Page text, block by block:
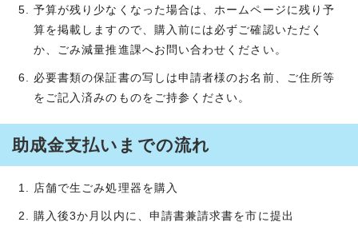
予算が残り少なくなった場合は、ホームページに残り予
算を掲載しますので、購入前には必ずご確認いただく
か、ごみ減量推進課へお問い合わせください。
必要書類の保証書の写しは申請者様のお名前、ご住所等
をご記入済みのものをご持参ください。
助成金支払いまでの流れ
店舗で生ごみ処理器を購入
購入後3か月以内に、申請書兼請求書を市に提出